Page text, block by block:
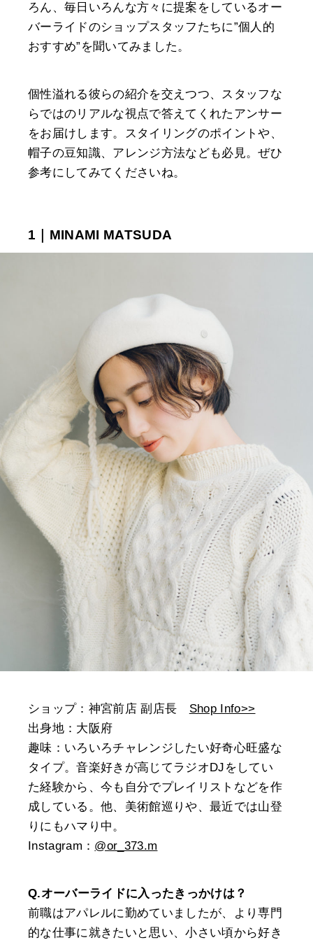
ろん、毎日いろんな方々に提案をしているオー
バーライドのショップスタッフたちに”個人的
おすすめ”を聞いてみました。
個性溢れる彼らの紹介を交えつつ、スタッフな
らではのリアルな視点で答えてくれたアンサー
をお届けします。スタイリングのポイントや、
帽子の豆知識、アレンジ方法なども必見。ぜひ
参考にしてみてくださいね。
1｜MINAMI MATSUDA
ショップ：神宮前店 副店長 Shop Info>>
出身地：大阪府
趣味：いろいろチャレンジしたい好奇心旺盛な
タイプ。音楽好きが高じてラジオDJをしてい
た経験から、今も自分でプレイリストなどを作
成している。他、美術館巡りや、最近では山登
りにもハマり中。
Instagram： @or_373.m
Q.オーバーライドに入ったきっかけは？
前職はアパレルに勤めていましたが、より専門
的な仕事に就きたいと思い、小さい頃から好き